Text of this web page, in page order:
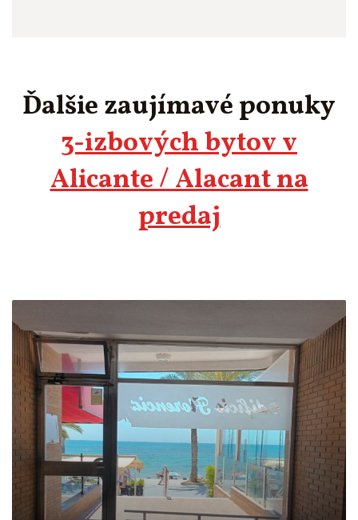
Ďalšie zaujímavé ponuky
3-izbových bytov v
Alicante / Alacant na
predaj